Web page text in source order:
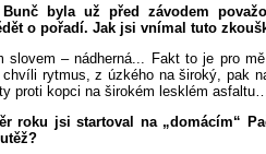
Bunč byla už před závodem
o pořadí. Jak jsi vnímal tuto
slovem – nádherná... Fakt to je pro
chvíli rytmus, z úzkého na široký, pak
proti kopci na širokém lesklém
roku jsi startoval na „domácím“